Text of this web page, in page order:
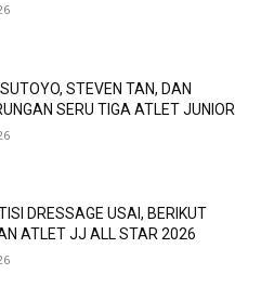
STEVEN TAN, DAN
SERU TIGA ATLET JUNIOR
DRESSAGE USAI, BERIKUT
ATLET JJ ALL STAR 2026